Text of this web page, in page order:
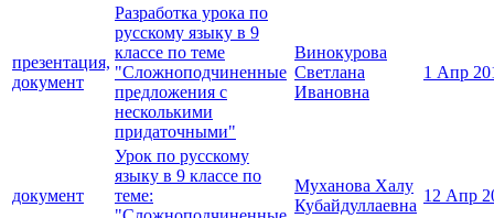
презентация,
документ
Разработка урока по
русскому языку в 9
классе по теме
"Сложноподчиненные
предложения с
несколькими
придаточными"
Винокурова
Светлана
Ивановна
1 Апр
документ
Урок по русскому
языку в 9 классе по
теме:
Муханова Халу
Кубайдуллаевна
12 Апр